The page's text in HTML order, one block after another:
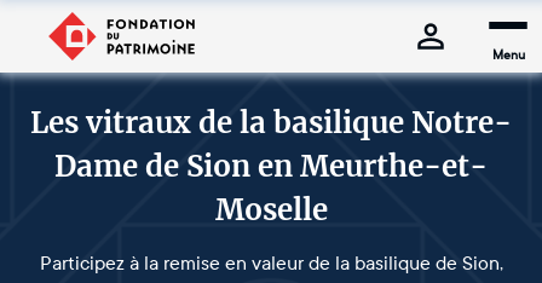
Menu
Les vitraux de la basilique Notre-
Dame de Sion en Meurthe-et-
Moselle
Participez à la remise en valeur de la basilique de Sion,